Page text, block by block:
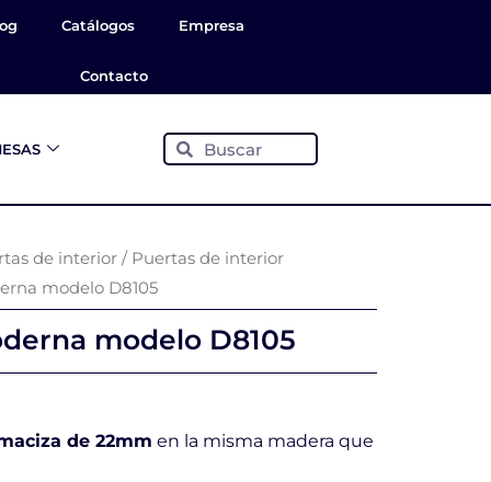
Catálogos Empresa
Contacto
BuscarBuscar
de interior/ Puertas de interior
modelo D8105
modelo D8105
de 22mm en la misma madera que